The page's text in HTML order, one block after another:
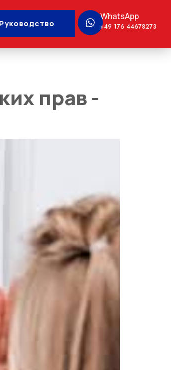
Руководство
WhatsApp
+49 176 44678273
прав -